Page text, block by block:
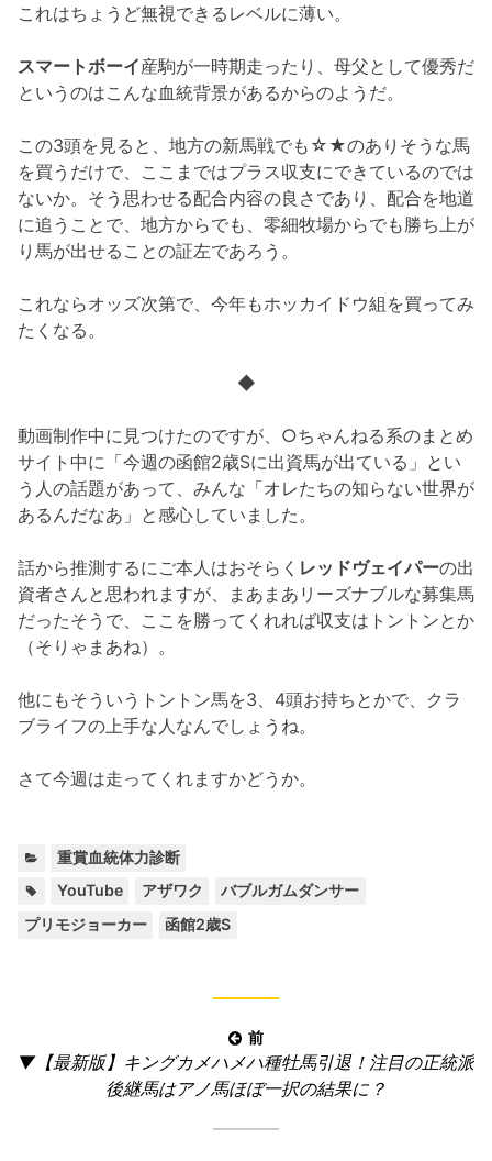
これはちょうど無視できるレベルに薄い。
スマートボーイ産駒が一時期走ったり、母父として優秀だ
というのはこんな血統背景があるからのようだ。
この3頭を見ると、地方の新馬戦でも☆★のありそうな馬
を買うだけで、ここまではプラス収支にできているのでは
ないか。そう思わせる配合内容の良さであり、配合を地道
に追うことで、地方からでも、零細牧場からでも勝ち上が
り馬が出せることの証左であろう。
これならオッズ次第で、今年もホッカイドウ組を買ってみ
たくなる。
◆
動画制作中に見つけたのですが、○ちゃんねる系のまとめ
サイト中に「今週の函館2歳Sに出資馬が出ている」とい
う人の話題があって、みんな「オレたちの知らない世界が
あるんだなあ」と感心していました。
話から推測するにご本人はおそらく レッドヴェイパーの出
資者さんと思われますが、まあまあリーズナブルな募集馬
だったそうで、ここを勝ってくれれば収支はトントンとか
（そりゃまあね）。
他にもそういうトントン馬を3、4頭お持ちとかで、クラ
ブライフの上手な人なんでしょうね。
さて今週は走ってくれますかどうか。
ゴ
リ
重賞血統体力診断
YouTube アザワク バブルガムダンサー
プリモジョーカー
函館2歳S
稿
前
前
▼【最新版】キングカメハメハ種牡馬引退！注目の正統派
後継馬はアノ馬ほぼ一択の結果に？